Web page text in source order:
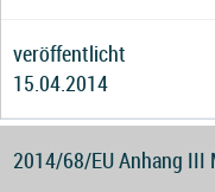
veröffentlicht
15.04.2014
2014/68/EU Anhang III